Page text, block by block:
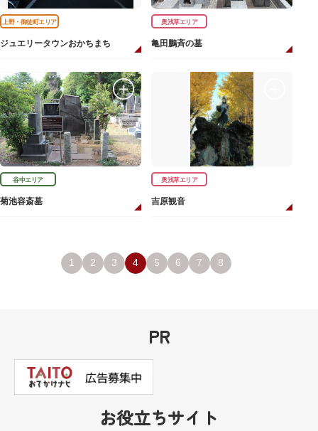
上野・御徒町エリア
ジュエリータウンおかちまち
奥浅草エリア
亀田鵬斉の墓
谷中エリア
菊池容斎墓
奥浅草エリア
吉原観音
1 2 3 4 5 6 7 8
PR
お役立ちサイト